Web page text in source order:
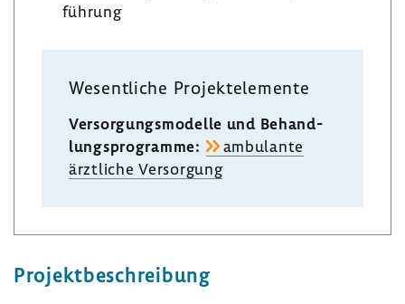
füh­rung
Wesent­liche Projekt­ele­mente
Versor­gungs­mo­delle und Behand­
lungs­pro­gramme:
ambu­lante
ärzt­liche Versor­gung
Projekt­be­schrei­bung